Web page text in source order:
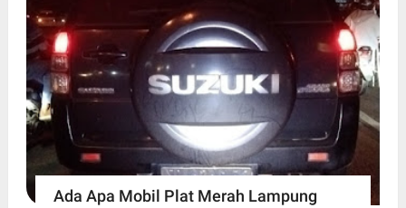
Ada Apa Mobil Plat Merah Lampung